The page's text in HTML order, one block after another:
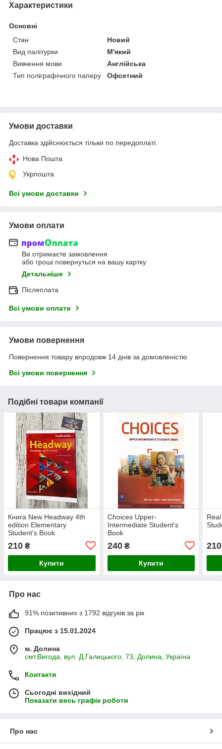
Характеристики
Основні
Стан
Новий
Вид палітурки
М'який
Вивчення мови
Англійська
Тип поліграфічного паперу
Офсетний
Умови доставки
Доставка здійснюється тільки по передоплаті.
Нова Пошта
Укрпошта
Всі умови доставки
Умови оплати
Ви отримаєте замовлення
або гроші повернуться на вашу картку
Детальніше
Післяплата
Всі умови оплати
Умови повернення
Повернення товару впродовж 14 днів за домовленістю
Всі умови повернення
Подібні товари компанії
Книга New Headway 4th
edition Elementary
Student's Book
210 ₴
Купити
Choices Upper-
Intermediate Student's
Book
240₴
Купити
210
Про нас
91% позитивних з 1792 відгуків за рік
Працює з 15.01.2024
м. Долина
смт.Вигода, вул. Д.Галицького, 73, Долина, Україна
Контакти
Сьогодні вихідний
Показати весь графік роботи
Про нас